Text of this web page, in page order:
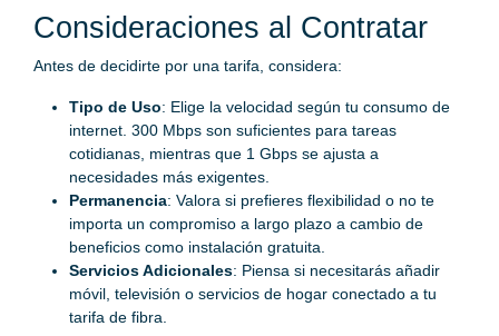
Consideraciones al Contratar
Antes de decidirte por una tarifa, considera:
Tipo de Uso: Elige la velocidad según tu consumo de
internet. 300 Mbps son suficientes para tareas
cotidianas, mientras que 1 Gbps se ajusta a
necesidades más exigentes.
Permanencia: Valora si prefieres flexibilidad o no te
importa un compromiso a largo plazo a cambio de
beneficios como instalación gratuita.
Servicios Adicionales: Piensa si necesitarás añadir
móvil, televisión o servicios de hogar conectado a tu
tarifa de fibra.